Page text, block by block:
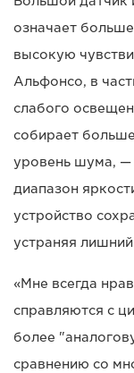
означает
высокую
Альфонсо, в
слабого
собирает
уровень шума, —
диапазон
устройство
устраняя
«Мне всегда
справляются с
более
сравнению со